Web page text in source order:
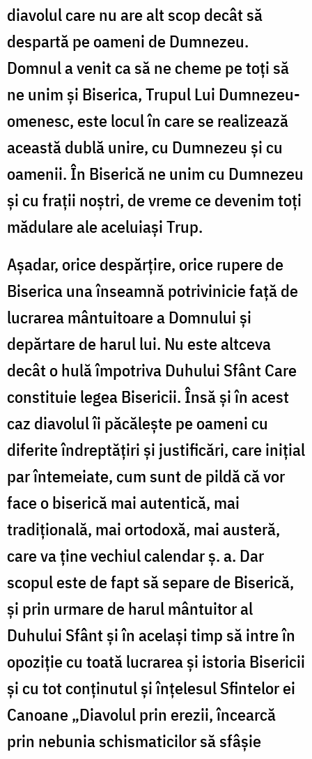
diavolul care nu are alt scop decât să
despartă pe oameni de Dumnezeu.
Domnul a venit ca să ne cheme pe toți să
ne unim și Biserica, Trupul Lui Dumnezeu-
omenesc, este locul în care se realizează
această dublă unire, cu Dumnezeu și cu
oamenii. În Biserică ne unim cu Dumnezeu
și cu frații noștri, de vreme ce devenim toți
mădulare ale aceluiași Trup.
Așadar, orice despărțire, orice rupere de
Biserica una înseamnă potrivinicie față de
lucrarea mântuitoare a Domnului și
depărtare de harul lui. Nu este altceva
decât o hulă împotriva Duhului Sfânt Care
constituie legea Bisericii. Însă și în acest
caz diavolul îi păcălește pe oameni cu
diferite îndreptățiri și justificări, care inițial
par întemeiate, cum sunt de pildă că vor
face o biserică mai autentică, mai
tradițională, mai ortodoxă, mai austeră,
care va ține vechiul calendar ș. a. Dar
scopul este de fapt să separe de Biserică,
și prin urmare de harul mântuitor al
Duhului Sfânt și în același timp să intre în
opoziție cu toată lucrarea și istoria Bisericii
și cu tot conținutul și înțelesul Sfintelor ei
Canoane „Diavolul prin erezii, încearcă
prin nebunia schismaticilor să sfâșie